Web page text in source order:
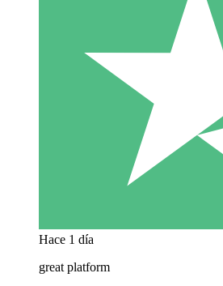
Hace 1 día
great platform